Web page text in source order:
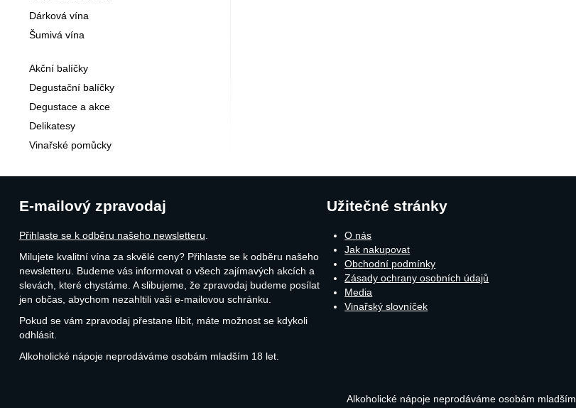
Dárková vína
Šumivá vína
Akční balíčky
Degustační balíčky
Degustace a akce
Delikatesy
Vinařské pomůcky
E-mailový zpravodaj
Přihlaste se k odběru našeho newsletteru
Milujete kvalitní vína za skvělé ceny? Přihlaste se k odběru našeho
newsletteru. Budeme vás informovat o všech zajímavých akcích a
slevách, které chystáme. A slibujeme, že zpravodaj budeme posílat
jen občas, abychom nezahltili vaši e-mailovou schránku.
Pokud se vám zpravodaj přestane líbit, máte možnost se kdykoli
odhlásit.
Alkoholické nápoje neprodáváme osobám mladším 18 let.
Užitečné stránky
O nás
Jak nakupovat
Obchodní podmínky
Zásady ochrany osobních údajů
Media
Vinařský slovníček
Alkoholické nápoje neprodáváme osobám mladším